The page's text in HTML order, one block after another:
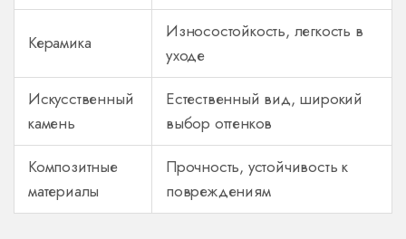
Керамика
Износостойкость, легкость в
уходе
Искусственный
камень
Естественный вид, широкий
выбор оттенков
Композитные
материалы
Прочность, устойчивость к
повреждениям